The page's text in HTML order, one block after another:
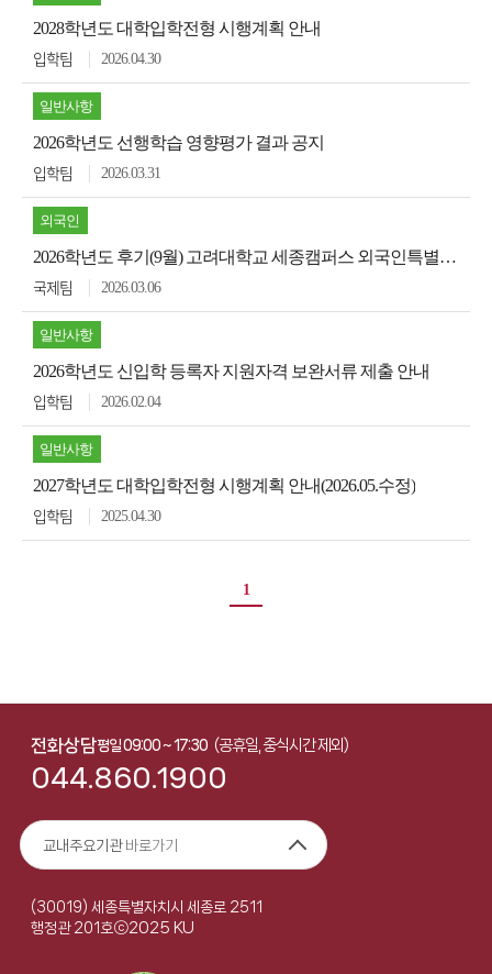
2028학년도 대학입학전형 시행계획 안내
입학팀 2026.04.30
일반사항
2026학년도 선행학습 영향평가 결과 공지
입학팀 2026.03.31
외국인
2026학년도 후기(9월) 고려대학교 세종캠퍼스 외국인특별전형 원서접수 안내
국제팀 2026.03.06
일반사항
2026학년도 신입학 등록자 지원자격 보완서류 제출 안내
입학팀 2026.02.04
일반사항
2027학년도 대학입학전형 시행계획 안내(2026.05.수정)
입학팀 2025.04.30
1
전화상담평일 09:00 ~ 17:30 (공휴일, 중식시간 제외)
044.860.1900
교내주요기관바로가기
(30019) 세종특별자치시 세종로 2511
행정관 201호ⓒ2025 KU